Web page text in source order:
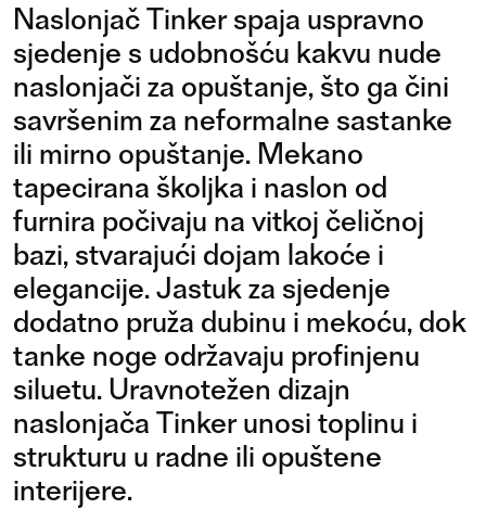
NASLONJAČ TKANINA NASLONJAČ KOŽA
Naslonjač Tinker spaja uspravno
sjedenje s udobnošću kakvu nude
naslonjači za opuštanje, što ga čini
savršenim za neformalne sastanke
ili mirno opuštanje. Mekano
tapecirana školjka i naslon od
furnira počivaju na vitkoj čeličnoj
bazi, stvarajući dojam lakoće i
elegancije. Jastuk za sjedenje
dodatno pruža dubinu i mekoću, dok
tanke noge održavaju profinjenu
siluetu. Uravnotežen dizajn
naslonjača Tinker unosi toplinu i
strukturu u radne ili opuštene
interijere.